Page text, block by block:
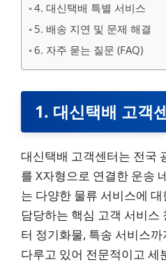
4. 대신택배 특별 서비스
5. 배송 지연 및 문제 해결
6. 자주 묻는 질문 (FAQ)
1. 대신택배 고객
대신택배 고객센터는 전국
를 X자형으로 연결한 운송
는 다양한 물류 서비스에
담당하는 핵심 고객 서비스
터 정기화물, 특송 서비스
다루고 있어 전문적이고 세